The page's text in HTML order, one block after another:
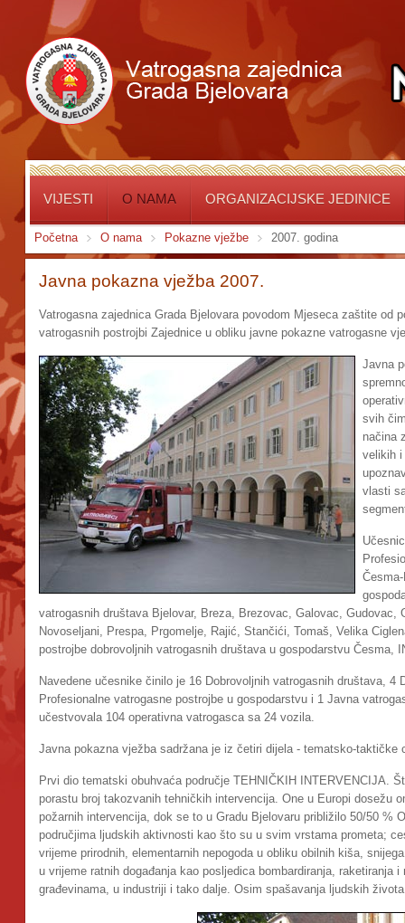
VIJESTI O NAMA ORGANIZACIJSKE JEDINICE
Početna O nama Pokazne vježbe 2007. godina
Javna pokazna vježba 2007.
Vatrogasna zajednica Grada Bjelovara povodom Mjeseca zaštite od
vatrogasnih postrojbi Zajednice u obliku javne pokazne vatrogasne
Javna
svih
načina
velikih i
vlasti
vatrogasnih društava Bjelovar, Breza, Brezovac, Galovac,
Novoseljani, Prespa, Prgomelje, Rajić, Stančići, Tomaš, Velika
postrojbe dobrovoljnih vatrogasnih društava u gospodarstvu Česma,
Navedene učesnike činilo je 16 Dobrovoljnih vatrogasnih društava,
Profesionalne vatrogasne postrojbe u gospodarstvu i 1 Javna
učestvovala 104 operativna vatrogasca sa 24 vozila.
Javna pokazna vježba sadržana je iz četiri dijela - tematsko-taktičke
Prvi dio tematski obuhvaća područje TEHNIČKIH INTERVENCIJA.
porastu broj takozvanih tehničkih intervencija. One u Europi dosežu
požarnih intervencija, dok se to u Gradu Bjelovaru približilo 50/50 %
područjima ljudskih aktivnosti kao što su u svim vrstama prometa;
vrijeme prirodnih, elementarnih nepogoda u obliku obilnih kiša,
u vrijeme ratnih događanja kao posljedica bombardiranja, raketiranja
građevinama, u industriji i tako dalje. Osim spašavanja ljudskih